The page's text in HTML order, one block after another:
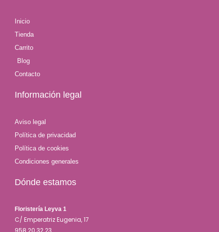
Inicio
Tienda
Carrito
Blog
Contacto
Información legal
Aviso legal
Política de privacidad
Política de cookies
Condiciones generales
Dónde estamos
Floristería Leyva 1
C/ Emperatriz Eugenia, 17